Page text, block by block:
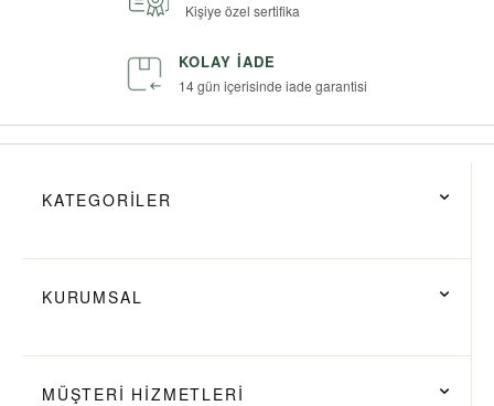
Kişiye özel sertifika
KOLAY İADE
14 gün içerisinde iade garantisi
KATEGORİLER
KURUMSAL
MÜŞTERİ HİZMETLERİ